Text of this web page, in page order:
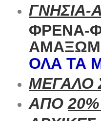
ΓΝΗΣΙΑ-
ΦΡΕΝΑ-
ΟΛΑ ΤΑ
MΕΓΑΛΟ
ΑΠΟ